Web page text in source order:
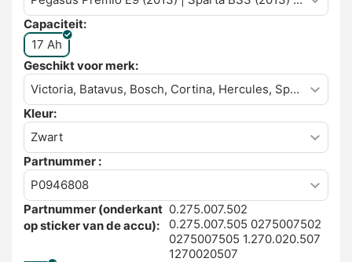
Capaciteit:
17 Ah
Geschikt voor merk:
Kleur:
Partnummer :
Partnummer (onderkant
op sticker van de accu):
0.275.007.502
0.275.007.505 0275007502
0275007505 1.270.020.507
1270020507